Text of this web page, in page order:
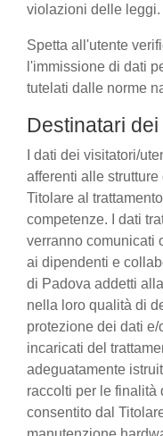
violazioni delle leggi.
Spetta all'utente
l'immissione di dati
tutelati dalle norme
Destinatari dei
I dati dei visitatori/
afferenti alle strutture
Titolare al
competenze. I dati
verranno comunicati
ai dipendenti e
di Padova addetti
nella loro qualità di
protezione dei dati
incaricati del
adeguatamente
raccolti per le finalità
consentito dal